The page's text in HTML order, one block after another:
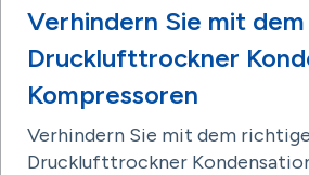
Verhindern Sie mit
Drucklufttrockner
Kompressoren
Verhindern Sie mit dem
Drucklufttrockner